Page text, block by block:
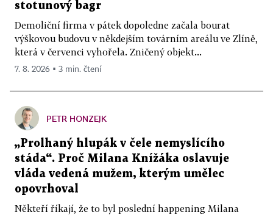
stotunový bagr
Demoliční firma v pátek dopoledne začala bourat
výškovou budovu v někdejším továrním areálu ve Zlíně,
která v červenci vyhořela. Zničený objekt...
7. 8. 2026 ▪ 3 min. čtení
PETR HONZEJK
„Prolhaný hlupák v čele nemyslícího
stáda“. Proč Milana Knížáka oslavuje
vláda vedená mužem, kterým umělec
opovrhoval
Někteří říkají, že to byl poslední happening Milana